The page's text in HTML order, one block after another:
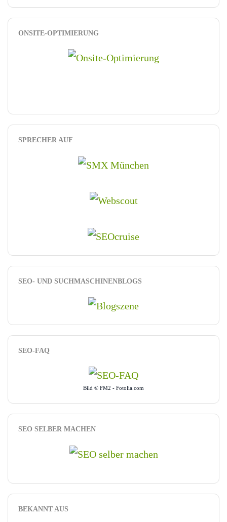
ONSITE-OPTIMIERUNG
SPRECHER AUF
SEO- UND SUCHMASCHINENBLOGS
SEO-FAQ
Bild © FM2 - Fotolia.com
SEO SELBER MACHEN
BEKANNT AUS